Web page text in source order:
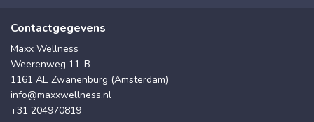
Contactgegevens
Maxx Wellness
Weerenweg 11-B
1161 AE Zwanenburg (Amsterdam)
info@maxxwellness.nl
+31 204970819